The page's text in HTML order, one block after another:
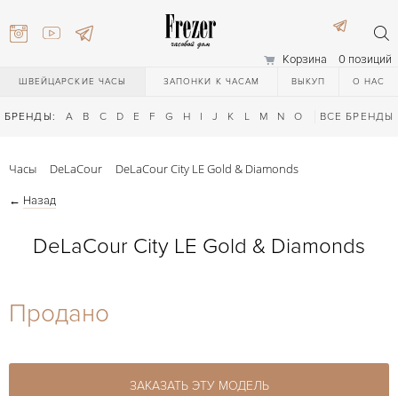
Корзина 0 позиций
ШВЕЙЦАРСКИЕ ЧАСЫ ЗАПОНКИ К ЧАСАМ ВЫКУП О НАС
БРЕНДЫ: A B C D E F G H I J K L M N O Q R S T
ВСЕ БРЕНДЫ
27-44
27-44
Часы DeLaCour DeLaCour City LE Gold & Diamonds
← Назад
DeLaCour City LE Gold & Diamonds
Продано
ЗАКАЗАТЬ ЭТУ МОДЕЛЬ